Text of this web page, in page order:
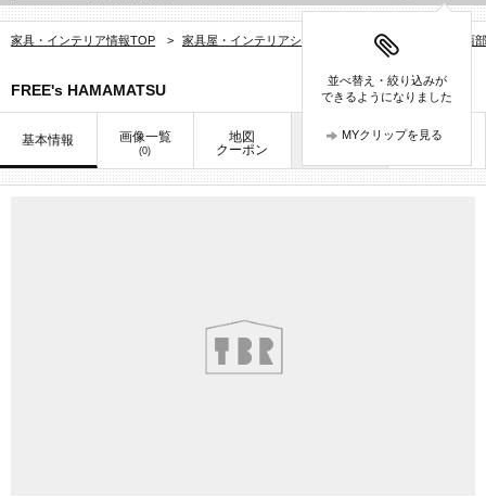
並べ替え・絞り込みが
できるようになりました
MYクリップを見る
家具・インテリア情報TOP > 家具屋・インテリアショップを探す > 西
FREE's HAMAMATSU
基本情報 画像一覧
(0)
地図
クーポン
お知らせ 口コミ